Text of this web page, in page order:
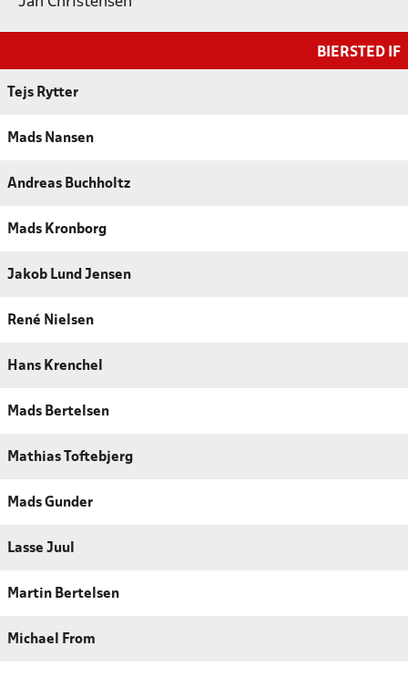
BIERSTED IF
Tejs Rytter
Mads Nansen
Andreas Buchholtz
Mads Kronborg
Jakob Lund Jensen
René Nielsen
Hans Krenchel
Mads Bertelsen
Mathias Toftebjerg
Mads Gunder
Lasse Juul
Martin Bertelsen
Michael From